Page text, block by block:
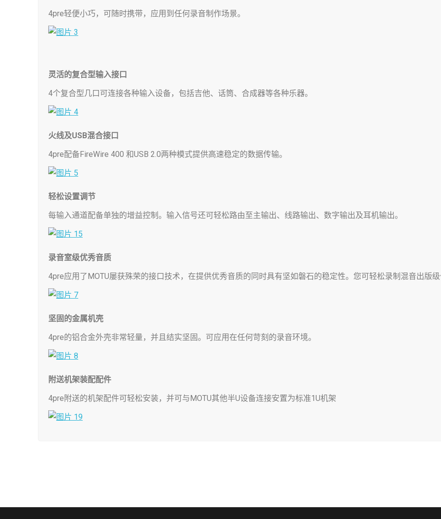
4pre轻便小巧，可随时携带，应用到任何录音制作场景。
灵活的复合型输入接口
4个复合型几口可连接各种输入设备，包括吉他、话筒、合成器等各种乐器。
火线及USB混合接口
4pre配备FireWire 400 和USB 2.0两种模式提供高速稳定的数据传输。
轻松设置调节
每输入通道配备单独的增益控制。输入信号还可轻松路由至主输出、线路输出、数字输出及耳机输出。
录音室级优秀音质
4pre应用了MOTU屡获殊荣的接口技术，在提供优秀音质的同时具有坚如磐石的稳定性。您可轻松录制混音出版
坚固的金属机壳
4pre的铝合金外壳非常轻量，并且结实坚固。可应用在任何苛刻的录音环境。
附送机架装配配件
4pre附送的机架配件可轻松安装，并可与MOTU其他半U设备连接安置为标准1U机架